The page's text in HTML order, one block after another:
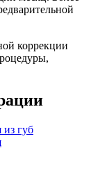
коррекции